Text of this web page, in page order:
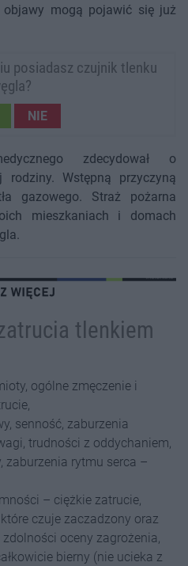
objawy mogą pojawić się już
posiadasz czujnik tlenku
NIE
zdecydował o
rodziny. Wstępną przyczyną
gazowego. Straż pożarna
mieszkaniach i domach
tlenkiem
ogólne zmęczenie i
senność, zaburzenia
trudności z oddychaniem,
zaburzenia rytmu serca –
– ciężkie zatrucie,
czuje zaczadzony oraz
oceny zagrożenia,
bierny (nie ucieka z